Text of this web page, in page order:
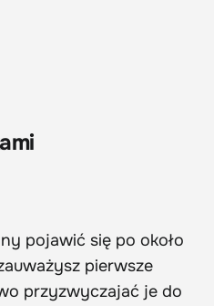
pojawić się po około
pierwsze
przyzwyczajać je do